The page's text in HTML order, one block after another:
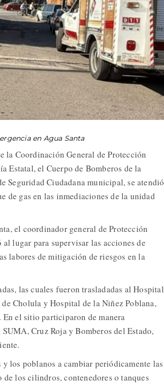
en Agua Santa
la Coordinación General de Protección
Estatal, el Cuerpo de Bomberos de la
Seguridad Ciudadana municipal, se atendió
de gas en las inmediaciones de la unidad
el coordinador general de Protección
lugar para supervisar las acciones de
labores de mitigación de riesgos en la
las cuales fueron trasladadas al Hospital
Cholula y Hospital de la Niñez Poblana,
el sitio participaron de manera
Cruz Roja y Bomberos del Estado,
los poblanos a cambiar periódicamente las
los cilindros, contenedores o tanques